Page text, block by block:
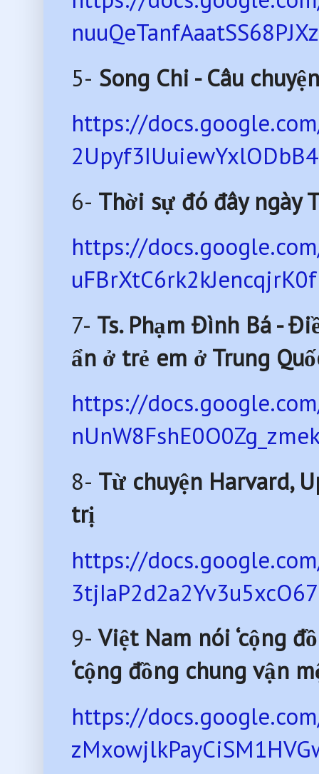
5- Song Chi - Câu
https://
6- Thời sự đó đây ngày
https://
7- Ts. Phạm Đình Bá -
ẩn ở trẻ em ở Trung
https://
8- Từ chuyện Harvard,
trị
https://
9- Việt Nam nói ‘cộng
‘cộng đồng chung vận
https://